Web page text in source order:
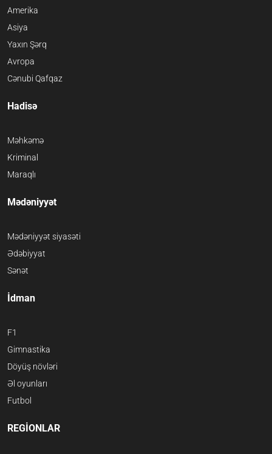
Amerika
Asiya
Yaxın Şərq
Avropa
Cənubi Qafqaz
Hadisə
Məhkəmə
Kriminal
Maraqlı
Mədəniyyət
Mədəniyyət siyasəti
Ədəbiyyat
Sənət
İdman
F1
Gimnastika
Döyüş növləri
Əl oyunları
Futbol
REGİONLAR